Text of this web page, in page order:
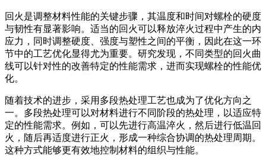
回火是调整材料性能的关键步骤，其温度和时间对螺栓的硬度
与韧性有显著影响。适当的回火可以释放淬火过程中产生的内
应力，同时调整硬度、强度与塑性之间的平衡，因此在这一环
节中的工艺优化显得尤为重要。研究发现，不同类型的回火曲
线可以针对性的改善特定的性能需求，进而实现螺栓的性能优
化。
随着技术的进步，采用多段热处理工艺也成为了优化方向之
一。多段热处理可以对材料进行不同阶段的热处理，以适应特
定的性能需求。例如，可以先进行高温淬火，然后进行低温回
火，随后再适度进行正火，形成一种综合协调的热处理周期。
这种方式能够更有效地控制材料的组织与性能。